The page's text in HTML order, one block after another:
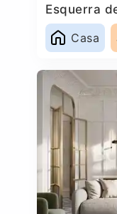
Esquerra
Casa